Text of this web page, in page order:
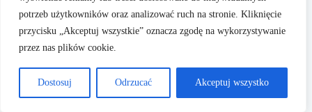
potrzeb użytkowników oraz analizować ruch na stronie. Kliknięcie
przycisku „Akceptuj wszystkie” oznacza zgodę na wykorzystywanie
przez nas plików cookie.
Dostosuj Odrzucać Akceptuj wszystko
Copyright © 2026 - ​
NaNoo.pl
O nas
Polityka Prywatności